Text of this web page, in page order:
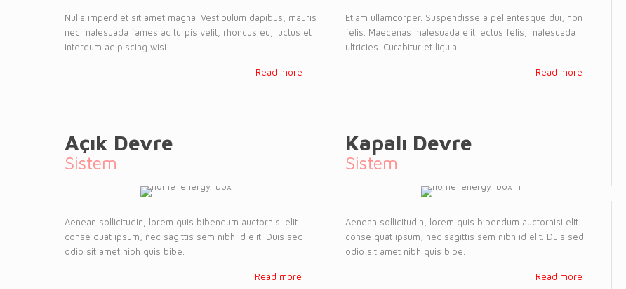
Nulla imperdiet sit amet magna. Vestibulum dapibus, mauris
nec malesuada fames ac turpis velit, rhoncus eu, luctus et
interdum adipiscing wisi.
Read more
Etiam ullamcorper. Suspendisse a pellentesque dui, non
felis. Maecenas malesuada elit lectus felis, malesuada
ultricies. Curabitur et ligula.
Read more
Açık Devre
Sistem
Aenean sollicitudin, lorem quis bibendum auctornisi elit
conse quat ipsum, nec sagittis sem nibh id elit. Duis sed
odio sit amet nibh quis bibe.
Read more
Kapalı Devre
Sistem
Aenean sollicitudin, lorem quis bibendum auctornisi elit
conse quat ipsum, nec sagittis sem nibh id elit. Duis sed
odio sit amet nibh quis bibe.
Read more